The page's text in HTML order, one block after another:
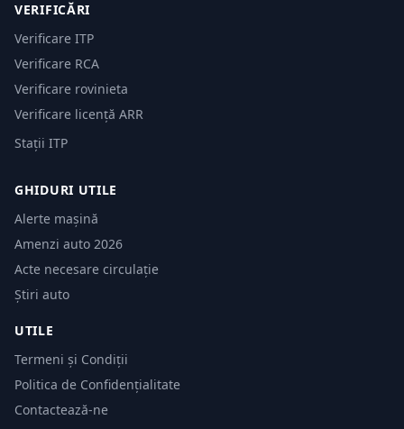
VERIFICĂRI
Verificare ITP
Verificare RCA
Verificare rovinieta
Verificare licență ARR
Stații ITP
GHIDURI UTILE
Alerte mașină
Amenzi auto 2026
Acte necesare circulație
Știri auto
UTILE
Termeni și Condiții
Politica de Confidențialitate
Contactează-ne